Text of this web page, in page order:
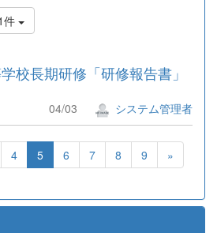
件
校長期研修「研修報告書」
04/03 システム管理者
4 5 6 7 8 9 »